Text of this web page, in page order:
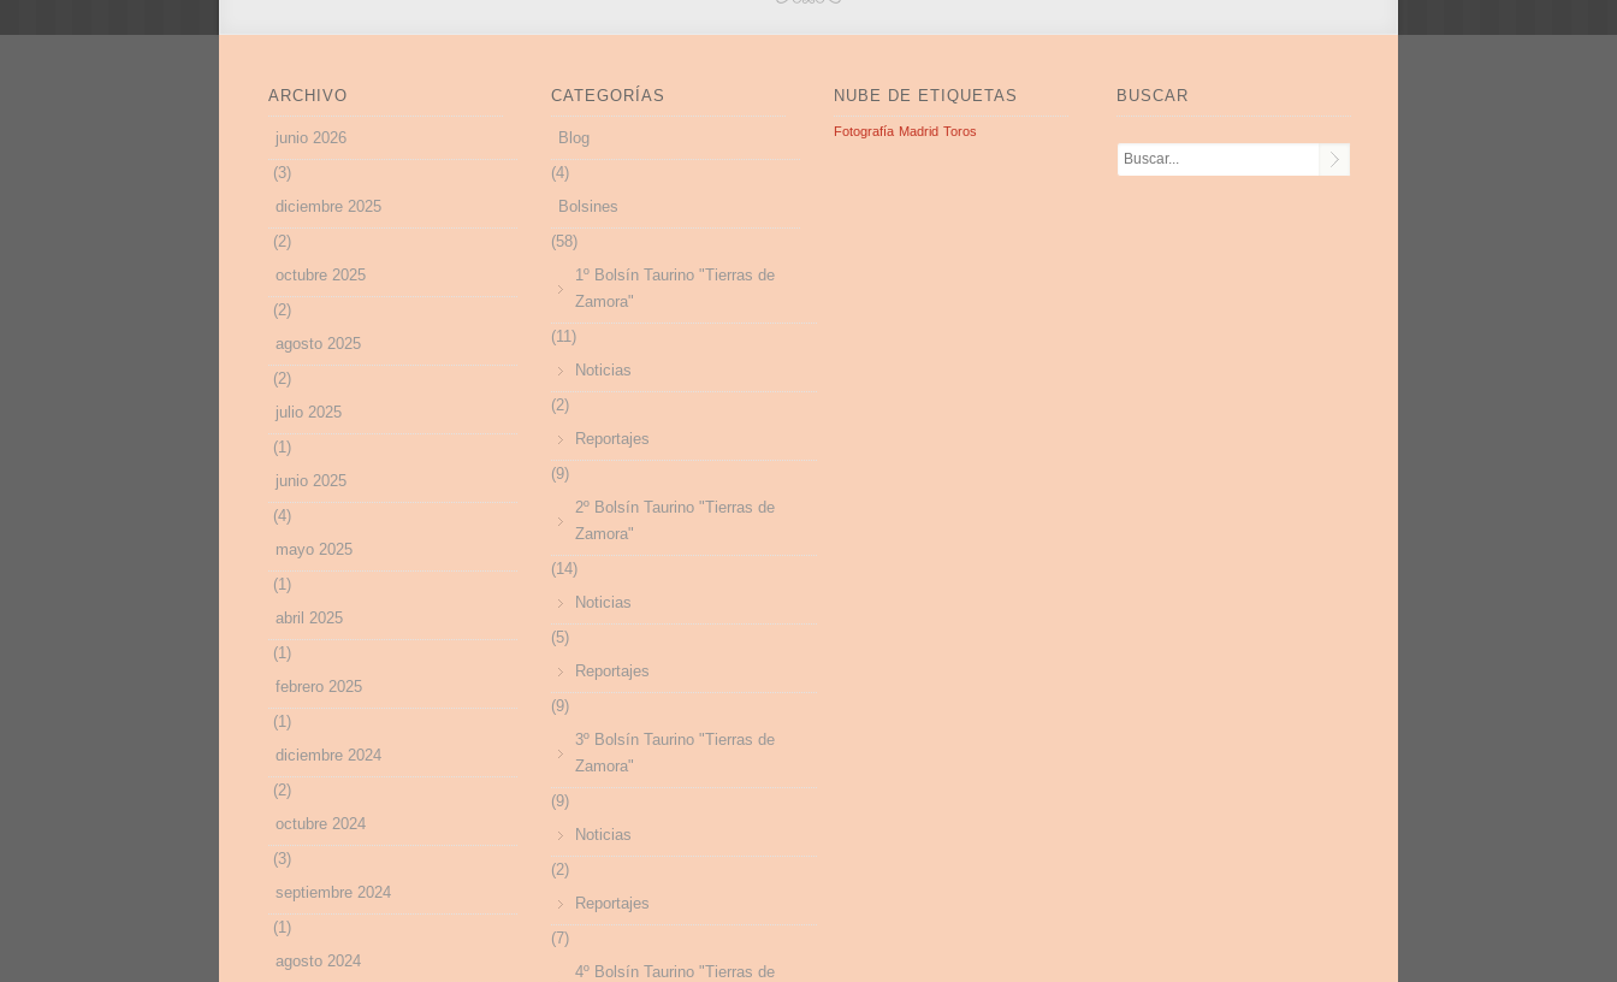
ARCHIVO
junio 2026
(3)
diciembre 2025
(2)
octubre 2025
(2)
agosto 2025
(2)
julio 2025
(1)
junio 2025
(4)
mayo 2025
(1)
abril 2025
(1)
febrero 2025
(1)
diciembre 2024
(2)
octubre 2024
(3)
septiembre 2024
(1)
agosto 2024
CATEGORÍAS
Blog
(4)
Bolsines
(58)
1º Bolsín Taurino "Tierras de
Zamora"
(11)
Noticias
(2)
Reportajes
(9)
2º Bolsín Taurino "Tierras de
Zamora"
(14)
Noticias
(5)
Reportajes
(9)
3º Bolsín Taurino "Tierras de
Zamora"
(9)
Noticias
(2)
Reportajes
(7)
4º Bolsín Taurino "Tierras de
NUBE DE ETIQUETAS
Fotografía Madrid Toros
BUSCAR